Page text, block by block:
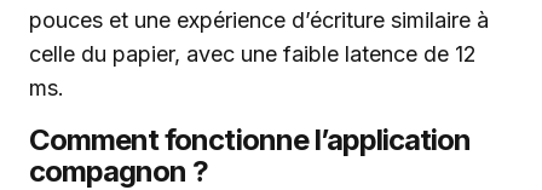
pouces et une expérience d’écriture similaire à
celle du papier, avec une faible latence de 12
ms.
Comment fonctionne l’application
compagnon ?